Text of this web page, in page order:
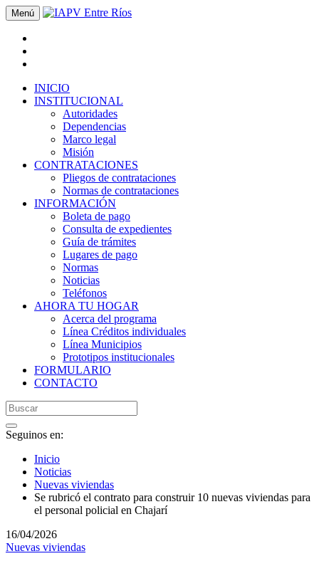
Menú
INICIO
INSTITUCIONAL
Autoridades
Dependencias
Marco legal
Misión
CONTRATACIONES
Pliegos de contrataciones
Normas de contrataciones
INFORMACIÓN
Boleta de pago
Consulta de expedientes
Guía de trámites
Lugares de pago
Normas
Noticias
Teléfonos
AHORA TU HOGAR
Acerca del programa
Línea Créditos individuales
Línea Municipios
Prototipos institucionales
FORMULARIO
CONTACTO
Seguinos en:
Inicio
Noticias
Nuevas viviendas
Se rubricó el contrato para construir 10 nuevas viviendas para
el personal policial en Chajarí
16/04/2026
Nuevas viviendas